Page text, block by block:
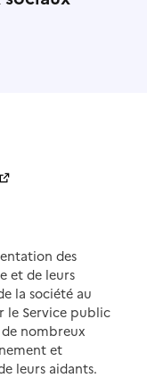
des
et de leurs
la société au
le Service public
nombreux
et
leurs aidants.